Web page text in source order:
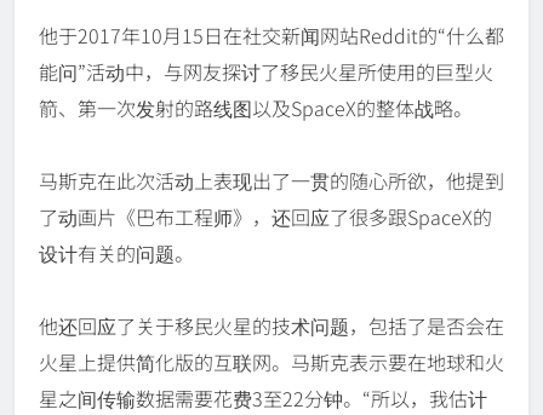
他于2017年10月15日在社交新闻网站Reddit的“什么都
能问”活动中，与网友探讨了移民火星所使用的巨型火
箭、第一次发射的路线图以及SpaceX的整体战略。
马斯克在此次活动上表现出了一贯的随心所欲，他提到
了动画片《巴布工程师》，还回应了很多跟SpaceX的
设计有关的问题。
他还回应了关于移民火星的技术问题，包括了是否会在
火星上提供简化版的互联网。马斯克表示要在地球和火
星之间传输数据需要花费3至22分钟。“所以，我估计